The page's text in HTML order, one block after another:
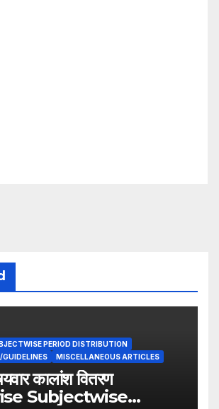
PERIOD DISTRIBUTION
GUIDELINES
MISCELLANEOUS ARTICLES
कालांश वितरण
Subjectwise